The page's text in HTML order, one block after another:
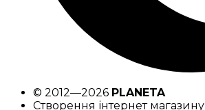
© 2012—2026 PLANETA
Створення інтернет магазину